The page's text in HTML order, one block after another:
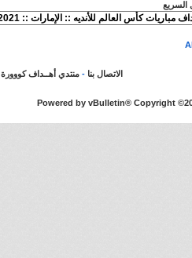
السريع
الاتصال بنا - منتدي أهــداف كووورة
Powered by vBulletin® Copyright